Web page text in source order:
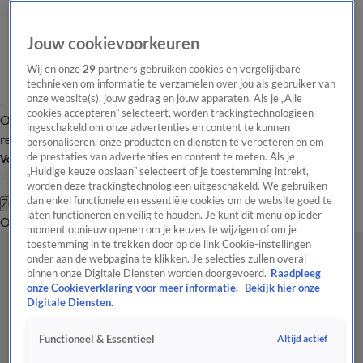
Overzicht Laatste nieuws Regionieuws Het beste van Hart
Tip de
redactie
Volg Hart van Nederland
Zoeken
OverzichtRegioUitzendingenWeerTip de redactiePanelVideo's
Jouw cookievoorkeuren
Wij en onze29 partners gebruiken cookies en vergelijkbare
technieken om informatie te verzamelen over jou als gebruiker van
onze website(s), jouw gedrag en jouw apparaten. Als je „Alle
cookies accepteren” selecteert, worden trackingtechnologieën
ingeschakeld om onze advertenties en content te kunnen
personaliseren, onze producten en diensten te verbeteren en om
de prestaties van advertenties en content te meten. Als je
„Huidige keuze opslaan” selecteert of je toestemming intrekt,
worden deze trackingtechnologieën uitgeschakeld. We gebruiken
dan enkel functionele en essentiële cookies om de website goed te
laten functioneren en veilig te houden. Je kunt dit menu op ieder
moment opnieuw openen om je keuzes te wijzigen of om je
toestemming in te trekken door op de link Cookie-instellingen
onder aan de webpagina te klikken. Je selecties zullen overal
binnen onze Digitale Diensten worden doorgevoerd. Raadpleeg
onze Cookieverklaring voor meer informatie.
Bekijk hier onze
Digitale Diensten.
Functioneel & Essentieel Altijd actief